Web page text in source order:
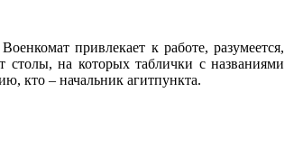
привлекает к работе, разумеется,
на которых таблички с названиями
кто – начальник агитпункта.